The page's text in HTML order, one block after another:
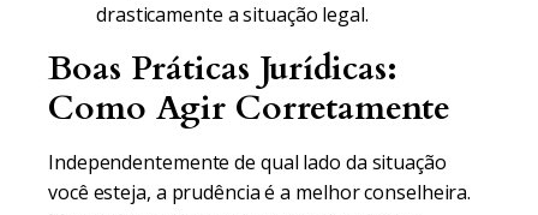
drasticamente a situação legal.
Boas Práticas Jurídicas:
Como Agir Corretamente
Independentemente de qual lado da situação
você esteja, a prudência é a melhor conselheira.